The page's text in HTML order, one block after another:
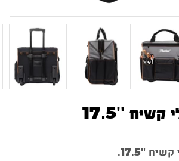
''17.5
''17.5.